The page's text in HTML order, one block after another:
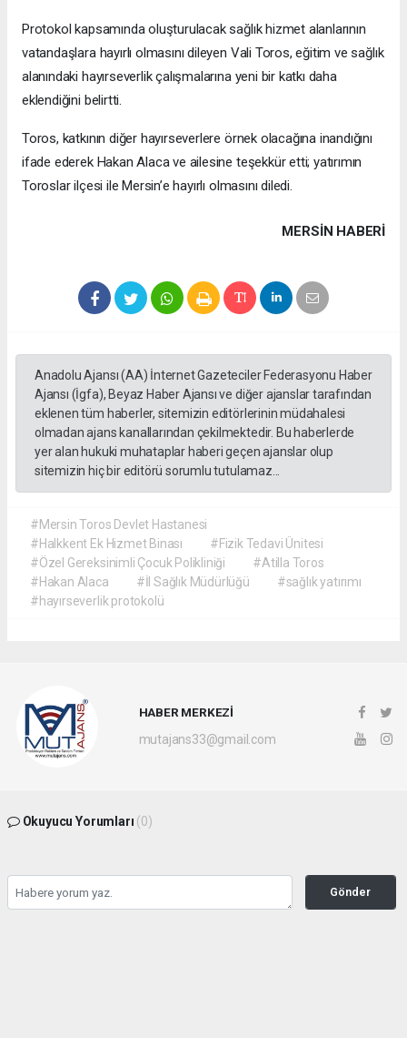
Protokol kapsamında oluşturulacak sağlık hizmet alanlarının
vatandaşlara hayırlı olmasını dileyen Vali Toros, eğitim ve sağlık
alanındaki hayırseverlik çalışmalarına yeni bir katkı daha
eklendiğini belirtti.
Toros, katkının diğer hayırseverlere örnek olacağına inandığını
ifade ederek Hakan Alaca ve ailesine teşekkür etti; yatırımın
Toroslar ilçesi ile Mersin’e hayırlı olmasını diledi.
MERSIN HABERİ
Anadolu Ajansı (AA) İnternet Gazeteciler Federasyonu Haber
Ajansı (İgfa), Beyaz Haber Ajansı ve diğer ajanslar tarafından
eklenen tüm haberler, sitemizin editörlerinin müdahalesi
olmadan ajans kanallarından çekilmektedir. Bu haberlerde
yer alan hukuki muhataplar haberi geçen ajanslar olup
sitemizin hiç bir editörü sorumlu tutulamaz...
#Mersin Toros Devlet Hastanesi
#Halkkent Ek Hizmet Binası
#Fizik Tedavi Ünitesi
#Özel Gereksinimli Çocuk Polikliniği
#Atilla Toros
#Hakan Alaca
#İl Sağlık Müdürlüğü
#sağlık yatırımı
#hayırseverlik protokolü
HABER MERKEZİ
mutajans33@gmail.com
Okuyucu Yorumları (0)
Gönder